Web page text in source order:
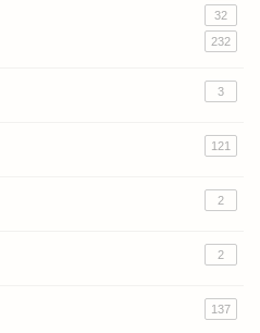
32
232
3
121
2
2
137